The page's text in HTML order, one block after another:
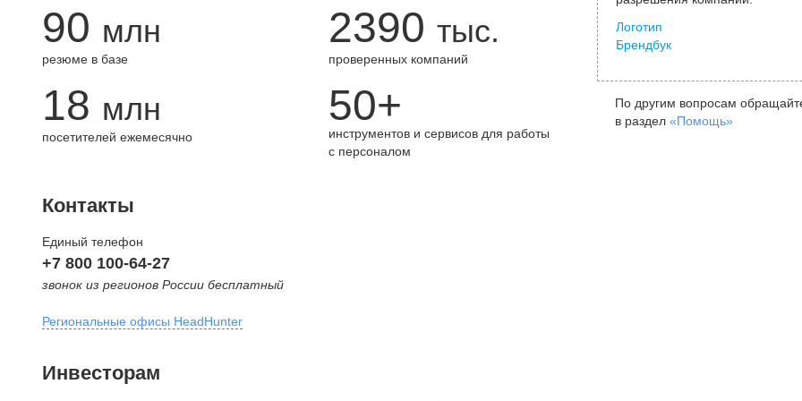
90 млн
резюме в базе
2390 тыс.
проверенных компаний
18 млн
посетителей ежемесячно
50+
инструментов и сервисов для работы
с персоналом
Логотип
Брендбук
По другим вопросам
в раздел «Помощь»
Контакты
Единый телефон
+7 800 100-64-27
звонок из регионов России бесплатный
Региональные офисы HeadHunter
внутригородская территория
Инвесторам